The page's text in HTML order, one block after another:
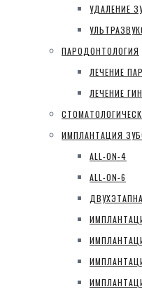
УДАЛЕНИЕ
ПАРОДОНТОЛОГИЯ
ЛЕЧЕНИЕ
ЛЕЧЕНИЕ
ИМПЛАНТАЦИЯ
ALL-ON-4
ALL-ON-6